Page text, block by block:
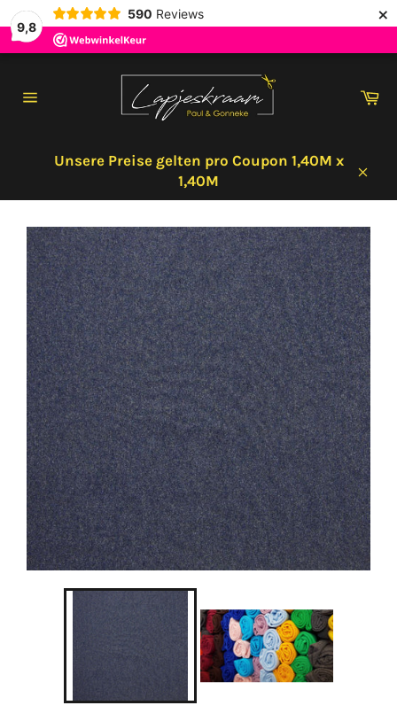
9,8
590 Reviews ×
Inhalt
Seitennavigation
Unsere Preise gelten pro Coupon 1,40M x
1,40M